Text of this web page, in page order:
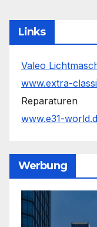
Links
Valeo
www.extra-
Reparaturen
www.e31-
Werbung